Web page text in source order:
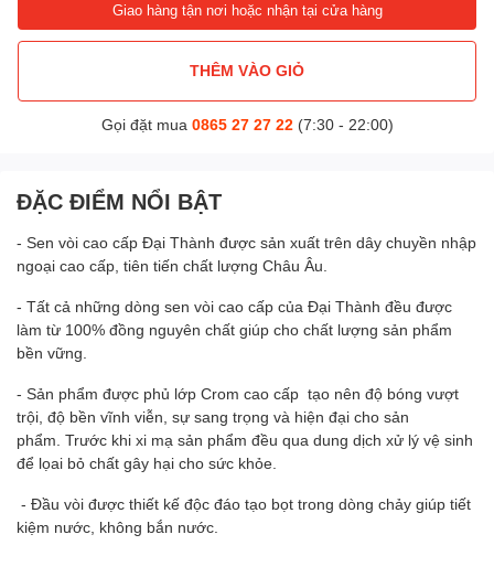
Giao hàng tận nơi hoặc nhận tại cửa hàng
THÊM VÀO GIỎ
Gọi đặt mua 0865 27 27 22(7:30 - 22:00)
ĐẶC ĐIỂM NỔI BẬT
- Sen vòi cao cấp Đại Thành được sản xuất trên dây chuyền nhập
ngoại cao cấp, tiên tiến chất lượng Châu Âu.
- Tất cả những dòng sen vòi cao cấp của Đại Thành đều được
làm từ 100% đồng nguyên chất giúp cho chất lượng sản phẩm
bền vững.
- Sản phẩm được phủ lớp Crom cao cấp tạo nên độ bóng vượt
trội, độ bền vĩnh viễn, sự sang trọng và hiện đại cho sản
phẩm. Trước khi xi mạ sản phẩm đều qua dung dịch xử lý vệ sinh
để lọai bỏ chất gây hại cho sức khỏe.
- Đầu vòi được thiết kế độc đáo tạo bọt trong dòng chảy giúp tiết
kiệm nước, không bắn nước.